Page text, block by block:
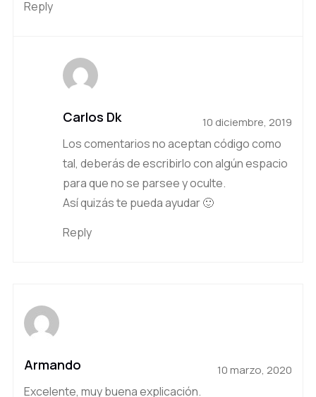
Reply
Carlos Dk 10 diciembre, 2019
Los comentarios no aceptan código como
tal, deberás de escribirlo con algún espacio
para que no se parsee y oculte.
Así quizás te pueda ayudar 🙂
Reply
Armando 10 marzo, 2020
Excelente, muy buena explicación.